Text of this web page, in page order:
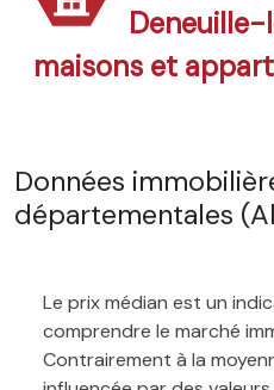
maisons et
Données
départementales
Le prix médian est un
comprendre le marché
Contrairement à la